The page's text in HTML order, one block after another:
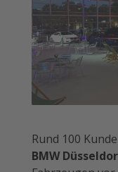
Rund 100
BMW